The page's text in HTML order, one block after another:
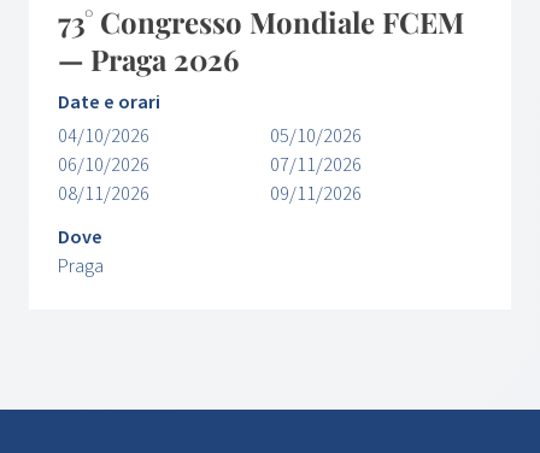
73° Congresso Mondiale FCEM
— Praga 2026
Date e orari
04/10/2026
05/10/2026
06/10/2026
07/11/2026
08/11/2026
09/11/2026
Dove
Praga